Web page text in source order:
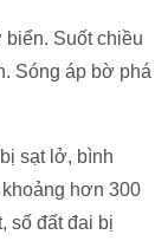
Suốt chiều
Sóng áp bờ phá
sạt lở, bình
hơn 300
số đất đai bị